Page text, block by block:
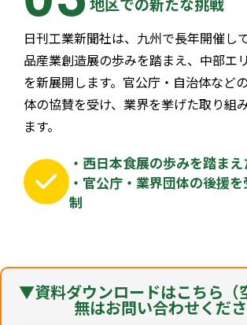
日刊工業新聞社は、九州で長年開催し
品産業創造展の歩みを踏まえ、中部エ
を新展開します。官公庁・自治体など
体の協賛を受け、業界を挙げた取り組
ます。
・西日本食展の歩みを踏ま
・官公庁・業界団体の後援
制
▼資料ダウンロードはこちら（
無はお問い合わせくだ